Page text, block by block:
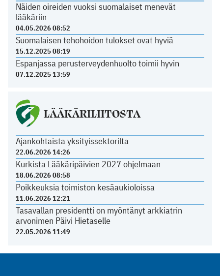
Näiden oireiden vuoksi suomalaiset menevät
lääkäriin
04.05.2026 08:52
Suomalaisen tehohoidon tulokset ovat hyviä
15.12.2025 08:19
Espanjassa perusterveydenhuolto toimii hyvin
07.12.2025 13:59
LÄÄKÄRILIITOSTA
Ajankohtaista yksityissektorilta
22.06.2026 14:26
Kurkista Lääkäripäivien 2027 ohjelmaan
18.06.2026 08:58
Poikkeuksia toimiston kesäaukioloissa
11.06.2026 12:21
Tasavallan presidentti on myöntänyt arkkiatrin
arvonimen Päivi Hietaselle
22.05.2026 11:49